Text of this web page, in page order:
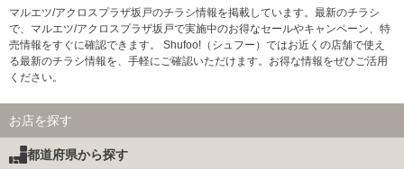
マルエツ/アクロスプラザ坂戸のチラシ情報を掲載しています。最新のチラシ
で、マルエツ/アクロスプラザ坂戸で実施中のお得なセールやキャンペーン、特
売情報をすぐに確認できます。 Shufoo!（シュフー）ではお近くの店舗で使え
る最新のチラシ情報を、手軽にご確認いただけます。お得な情報をぜひご活用
ください。
お店を探す
都道府県から探す